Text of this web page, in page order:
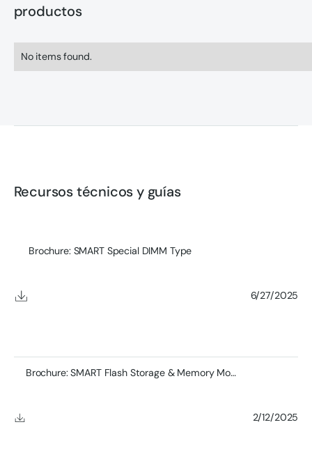
productos
No items found.
Recursos técnicos y guías
Brochure: SMART Special DIMM Type
6/27/2025
Brochure: SMART Flash Storage & Memory Module Product
2/12/2025